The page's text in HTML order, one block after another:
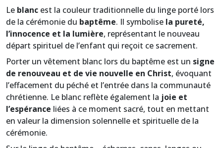
Le blanc est la couleur traditionnelle du linge porté lors
de la cérémonie du baptême. Il symbolise la pureté,
l’innocence et la lumière, représentant le nouveau
départ spirituel de l’enfant qui reçoit ce sacrement.
Porter un vêtement blanc lors du baptême est un signe
de renouveau et de vie nouvelle en Christ, évoquant
l’effacement du péché et l’entrée dans la communauté
chrétienne. Le blanc reflète également la joie et
l’espérance liées à ce moment sacré, tout en mettant
en valeur la dimension solennelle et spirituelle de la
cérémonie.